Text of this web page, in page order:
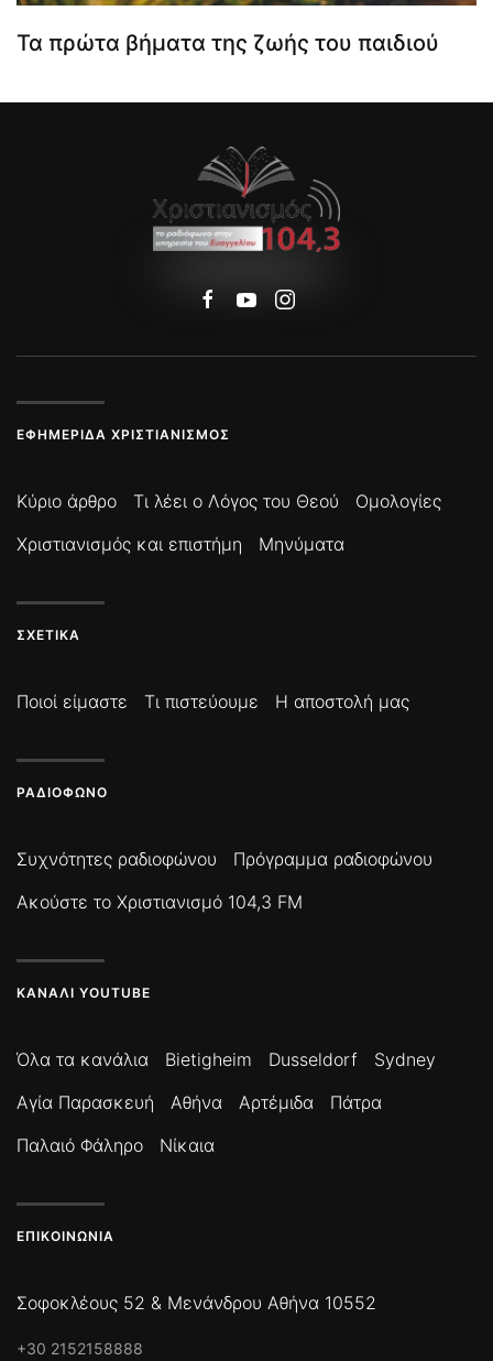
Τα πρώτα βήματα της ζωής του παιδιού
ΕΦΗΜΕΡΊΔΑ ΧΡΙΣΤΙΑΝΙΣΜΌΣ
Κύριο άρθρο Τι λέει ο Λόγος του Θεού
Ομολογίες
Χριστιανισμός και επιστήμη
Μηνύματα
ΣΧΕΤΙΚΆ
Ποιοί είμαστε Τι πιστεύουμε Η αποστολή μας
ΡΑΔΙΌΦΩΝΟ
Συχνότητες ραδιοφώνου
Πρόγραμμα ραδιοφώνου
Ακούστε το Χριστιανισμό 104,3 FM
ΚΑΝΆΛΙ YOUTUBE
Όλα τα κανάλια Bietigheim Dusseldorf
Sydney
Αγία Παρασκευή
Αθήνα Αρτέμιδα
Πάτρα
Παλαιό Φάληρο
Νίκαια
ΕΠΙΚΟΙΝΩΝΊΑ
Σοφοκλέους 52 & Μενάνδρου Αθήνα 10552
+30 2152158888